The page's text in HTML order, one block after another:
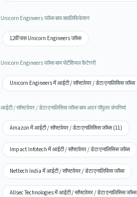
Unicorn Engineers जॉब्स बाय क्वालिफिकेशन
12वीं पास Unicorn Engineers जॉब्स
Unicorn Engineers जॉब्स बाय पोटेंशियल कैटेगरी
Unicorn Engineers में आईटी / सॉफ्टवेयर / डेटा एनालिसिस जॉब्स
आईटी / सॉफ्टवेयर / डेटा एनालिसिस जॉब्स बाय अदर पॉपुलर कंपनियां
Amazon में आईटी / सॉफ्टवेयर / डेटा एनालिसिस जॉब्स (11)
Impact Infotech में आईटी / सॉफ्टवेयर / डेटा एनालिसिस जॉब्स
Nettech India में आईटी / सॉफ्टवेयर / डेटा एनालिसिस जॉब्स
Allsec Technologies में आईटी / सॉफ्टवेयर / डेटा एनालिसिस जॉब्स